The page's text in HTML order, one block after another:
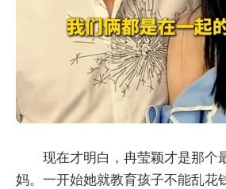
现在才明白，冉莹颖才是那个
妈。一开始她就教育孩子不能乱花